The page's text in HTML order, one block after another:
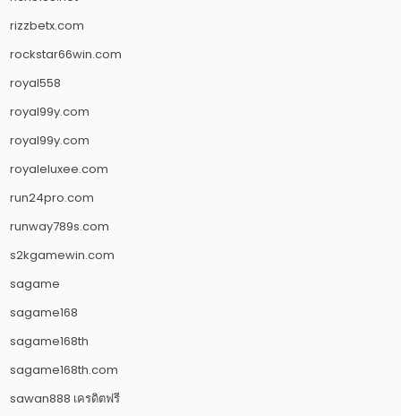
rizzbetx.com
rockstar66win.com
royal558
royal99y.com
royal99y.com
royaleluxee.com
run24pro.com
runway789s.com
s2kgamewin.com
sagame
sagame168
sagame168th
sagame168th.com
sawan888 เครดิตฟรี